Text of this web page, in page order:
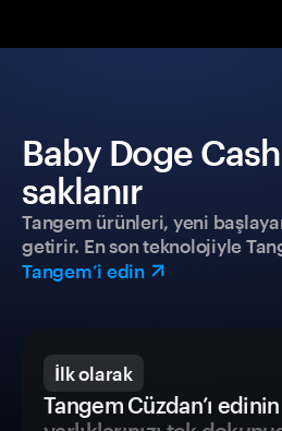
Baby Doge
saklanır
Tangem ürünleri, yeni
getirir. En son teknolojiyle
Tangem’i edin
İlk olarak
Tangem Cüzdan’ı edinin